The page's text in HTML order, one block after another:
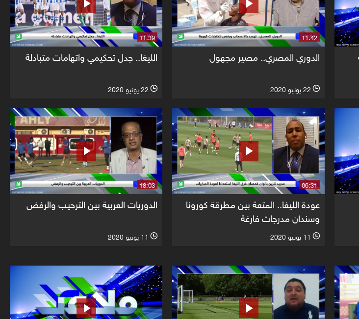
11:42
الدوري المصري.. مصير مجهول
11:39
الليغا.. جدل تحكيمي واتهامات متبادلة
06:31
عودة الليغا.. المتعة بين مطرقة كورونا
وسندان مدرجات فارغة
18:03
الدوريات العربية بين الترحيب والرفض